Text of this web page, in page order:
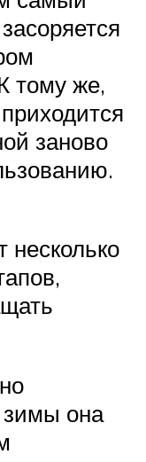
тому же,
заново
несколько
зимы она